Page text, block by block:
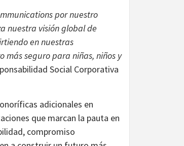
por nuestro
nuestra visión global de
en nuestras
seguro para niñas, niños y
Social Corporativa
adicionales en
que marcan la pauta en
compromiso